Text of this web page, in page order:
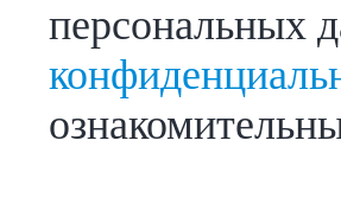
персональных